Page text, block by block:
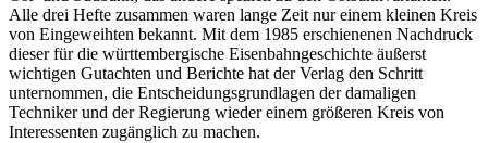
Alle drei Hefte zusammen waren lange Zeit nur einem kleinen Kreis
von Eingeweihten bekannt. Mit dem 1985 erschienenen Nachdruck
dieser für die württembergische Eisenbahngeschichte äußerst
wichtigen Gutachten und Berichte hat der Verlag den Schritt
unternommen, die Entscheidungsgrundlagen der damaligen
Techniker und der Regierung wieder einem größeren Kreis von
Interessenten zugänglich zu machen.